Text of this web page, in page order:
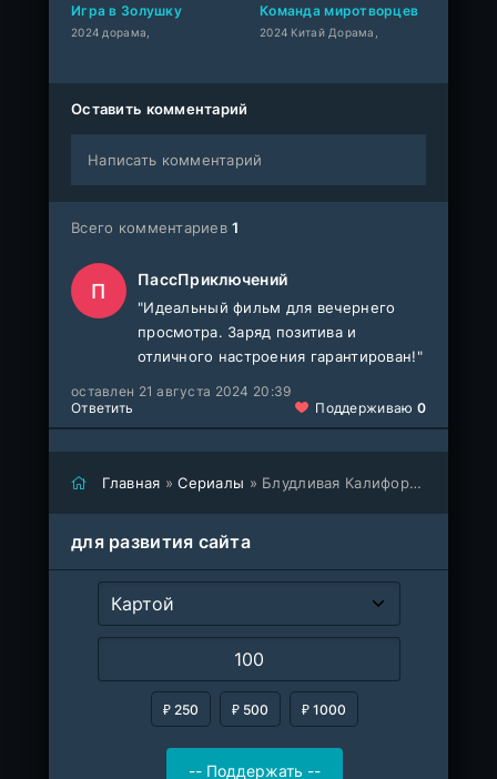
Игра в Золушку
2024 дорама,
Команда миротворцев
2024 Китай Дорама,
Оставить комментарий
Написать комментарий
Всего комментариев1
П ПассПриключений
"Идеальный фильм для вечернего
просмотра. Заряд позитива и
отличного настроения гарантирован!"
оставлен 21 августа 2024 20:39
Ответить
Поддерживаю 0
Главная »Сериалы » Блудливая Калифорния
для развития сайта
₽ 250 ₽ 500 ₽ 1000